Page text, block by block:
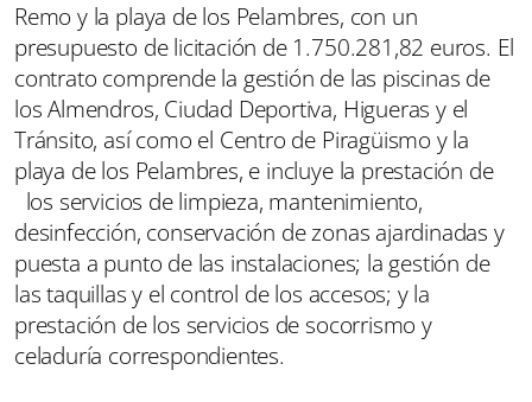
Remo y la playa de los Pelambres, con un
presupuesto de licitación de 1.750.281,82 euros. El
contrato comprende la gestión de las piscinas de
los Almendros, Ciudad Deportiva, Higueras y el
Tránsito, así como el Centro de Piragüismo y la
playa de los Pelambres, e incluye la prestación de
los servicios de limpieza, mantenimiento,
desinfección, conservación de zonas ajardinadas y
puesta a punto de las instalaciones; la gestión de
las taquillas y el control de los accesos; y la
prestación de los servicios de socorrismo y
celaduría correspondientes.